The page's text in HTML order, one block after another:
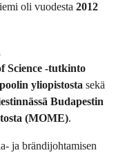
oli vuodesta 2012
Science -tutkinto
yliopistosta sekä
Budapestin
(MOME).
ja brändijohtamisen